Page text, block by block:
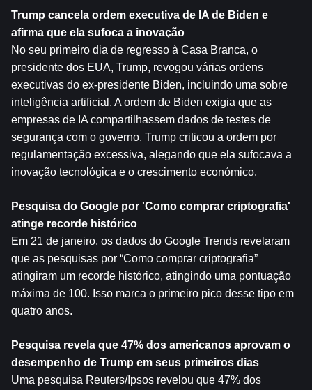
Trump cancela ordem executiva de IA de Biden e
afirma que ela sufoca a inovação
No seu primeiro dia de regresso à Casa Branca, o
presidente dos EUA, Trump, revogou várias ordens
executivas do ex-presidente Biden, incluindo uma sobre
inteligência artificial. A ordem de Biden exigia que as
empresas de IA compartilhassem dados de testes de
segurança com o governo. Trump criticou a ordem por
regulamentação excessiva, alegando que ela sufocava a
inovação tecnológica e o crescimento económico.
Pesquisa do Google por 'Como comprar criptografia'
atinge recorde histórico
Em 21 de janeiro, os dados do Google Trends revelaram
que as pesquisas por “Como comprar criptografia”
atingiram um recorde histórico, atingindo uma pontuação
máxima de 100. Isso marca o primeiro pico desse tipo em
quatro anos.
Pesquisa revela que 47% dos americanos aprovam o
desempenho de Trump em seus primeiros dias
Uma pesquisa Reuters/Ipsos revelou que 47% dos